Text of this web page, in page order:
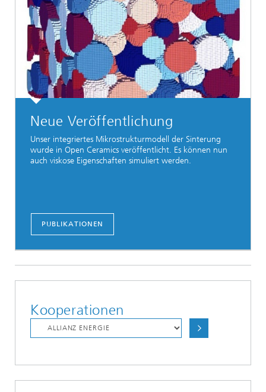
Neue Veröffentlichung
Unser integriertes Mikrostrukturmodell der Sinterung
wurde in Open Ceramics veröffentlicht. Es können nun
auch viskose Eigenschaften simuliert werden.
PUBLIKATIONEN
Kooperationen